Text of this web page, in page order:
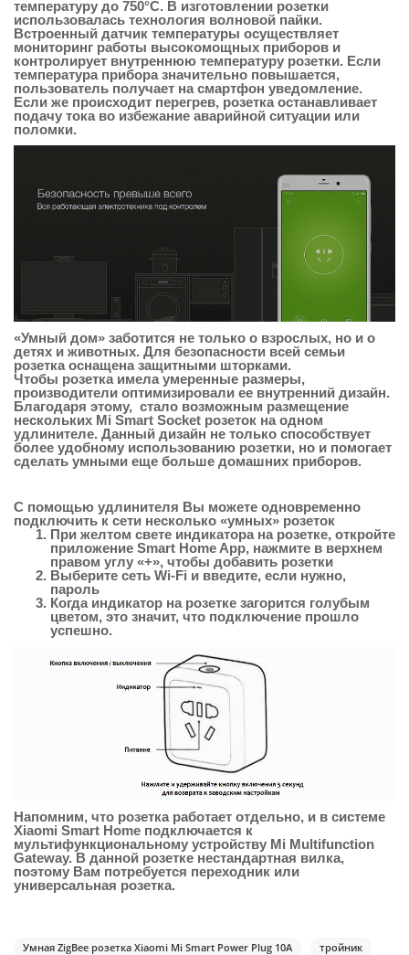
температуру до 750°С. В изготовлении розетки
использовалась технология волновой пайки.
Встроенный датчик температуры осуществляет
мониторинг работы высокомощных приборов и
контролирует внутреннюю температуру розетки. Если
температура прибора значительно повышается,
пользователь получает на смартфон уведомление.
Если же происходит перегрев, розетка останавливает
подачу тока во избежание аварийной ситуации или
поломки.
«Умный дом» заботится не только о взрослых, но и о
детях и животных. Для безопасности всей семьи
розетка оснащена защитными шторками.
Чтобы розетка имела умеренные размеры,
производители оптимизировали ее внутренний дизайн.
Благодаря этому, стало возможным размещение
нескольких Mi Smart Socket розеток на одном
удлинителе. Данный дизайн не только способствует
более удобному использованию розетки, но и помогает
сделать умными еще больше домашних приборов.
С помощью удлинителя Вы можете одновременно
подключить к сети несколько «умных» розеток
При желтом свете индикатора на розетке, откройте
приложение Smart Home App, нажмите в верхнем
правом углу «+», чтобы добавить розетки
Выберите сеть Wi-Fi и введите, если нужно,
пароль
Когда индикатор на розетке загорится голубым
цветом, это значит, что подключение прошло
успешно.
Напомним, что розетка работает отдельно, и в системе
Xiaomi Smart Home подключается к
мультифункциональному устройству Mi Multifunction
Gateway. В данной розетке нестандартная вилка,
поэтому Вам потребуется переходник или
универсальная розетка.
Умная ZigBee розетка Xiaomi Mi Smart Power Plug 10A тройник